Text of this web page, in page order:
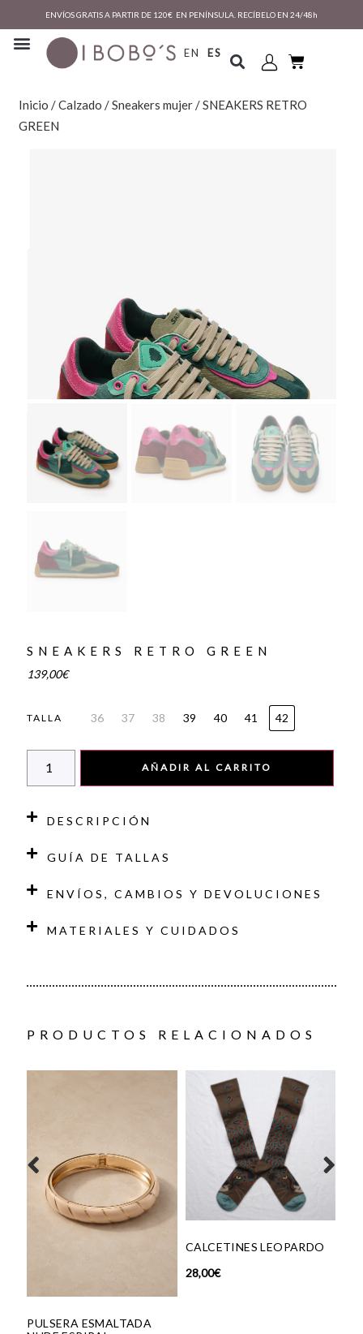
ENVÍOS GRATIS A PARTIR DE 120€ EN PENÍNSULA. RECÍBELO EN 24/48h
EN ES
Inicio /Calzado /Sneakers mujer/ SNEAKERS RETRO
GREEN
SNEAKERS RETRO GREEN
139,00€
TALLA 36 37 38 39 40 41 42
AÑADIR AL CARRITO
DESCRIPCIÓN
GUÍA DE TALLAS
ENVÍOS, CAMBIOS Y DEVOLUCIONES
MATERIALES Y CUIDADOS
PRODUCTOS RELACIONADOS
ESMALTADA
CALCETINES LEOPARDO